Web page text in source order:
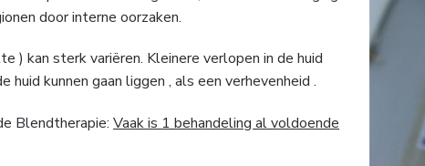
door interne oorzaken.
) kan sterk variëren. Kleinere verlopen in de huid
huid kunnen gaan liggen , als een verhevenheid .
Blendtherapie: Vaak is 1 behandeling al voldoende